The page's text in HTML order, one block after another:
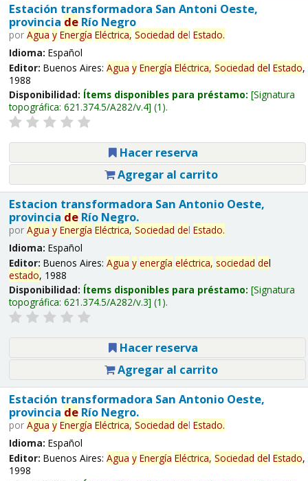
Estación transformadora San Antoni Oeste,
provincia deRío Negro
por Agua y Energía Eléctrica, Sociedad del Estado.
Idioma: Español
Editor: Buenos Aires: Agua y Energía Eléctrica, Sociedad del Estado,
1988
Disponibilidad: Ítems disponibles para préstamo: Signatura
topográfica: 621.374.5/A282/v.4 (1).
Hacer reserva
Agregar al carrito
Estacion transformadora San Antonio Oeste,
provincia deRío Negro.
por Agua y Energía Eléctrica, Sociedad del Estado.
Idioma: Español
Editor: Buenos Aires: Agua y energía eléctrica, sociedad del
estado, 1988
Disponibilidad: Ítems disponibles para préstamo: Signatura
topográfica: 621.374.5/A282/v.3 (1).
Hacer reserva
Agregar al carrito
Estación transformadora San Antonio Oeste,
provincia deRío Negro.
por Agua y Energía Eléctrica, Sociedad del Estado.
Idioma: Español
Editor: Buenos Aires: Agua y Energía Eléctrica, Sociedad del Estado,
1998